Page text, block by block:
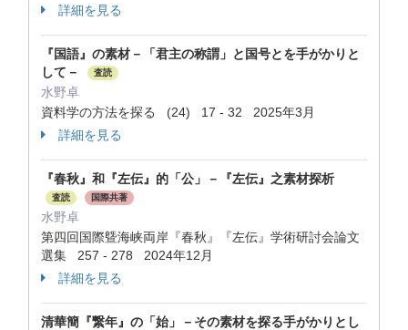
詳細を見る
『国語』の素材－「君主の称謂」と国号とを手がかりと
して－
査読
水野卓
資料学の方法を探る (24) 17 - 32 2025年3月
詳細を見る
『春秋』和『左伝』的「公」－『左伝』之素材探析
査読 国際共著
水野卓
第四回国際曁海峡両岸『春秋』『左伝』学術研討会論文
選集 257 - 278 2024年12月
詳細を見る
清華簡『繋年』の「始」－その素材を探る手がかりとし